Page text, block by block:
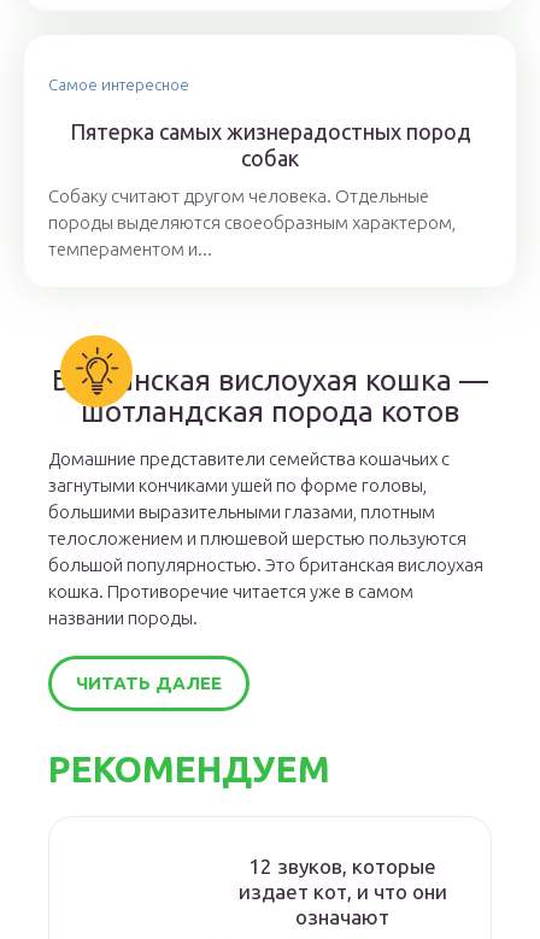
Самое интересное
Пятерка самых жизнерадостных пород
собак
Собаку считают другом человека. Отдельные
породы выделяются своеобразным характером,
темпераментом и...
Британская вислоухая кошка —
шотландская порода котов
Домашние представители семейства кошачьих с
загнутыми кончиками ушей по форме головы,
большими выразительными глазами, плотным
телосложением и плюшевой шерстью пользуются
большой популярностью. Это британская вислоухая
кошка. Противоречие читается уже в самом
названии породы.
ЧИТАТЬ ДАЛЕЕ
РЕКОМЕНДУЕМ
12 звуков, которые
издает кот, и что они
означают